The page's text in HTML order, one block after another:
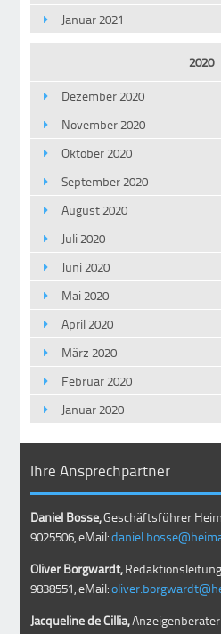
Januar 2021
2020
Dezember 2020
November 2020
Oktober 2020
September 2020
August 2020
Juli 2020
Juni 2020
Mai 2020
April 2020
März 2020
Februar 2020
Januar 2020
Ihre Ansprechpartner
Daniel Bosse,Geschäftsführer
9025506, eMail:
Oliver Borgwardt,Redaktionsleitung
9838551, eMail:
Jacqueline de Cillia,